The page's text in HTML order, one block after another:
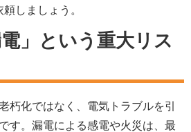
しましょう。
」という重大リス
朽化ではなく、電気トラブルを引
す。漏電による感電や火災は、最